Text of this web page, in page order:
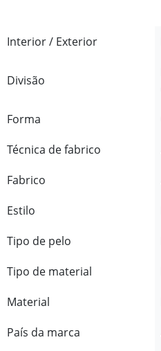
Interior / Exterior
Divisão
Forma
Técnica de fabrico
Fabrico
Estilo
Tipo de pelo
Tipo de material
Material
País da marca